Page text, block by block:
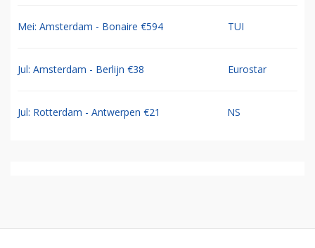
Mei: Amsterdam - Bonaire €594 TUI
Jul: Amsterdam - Berlijn €38 Eurostar
Jul: Rotterdam - Antwerpen €21 NS